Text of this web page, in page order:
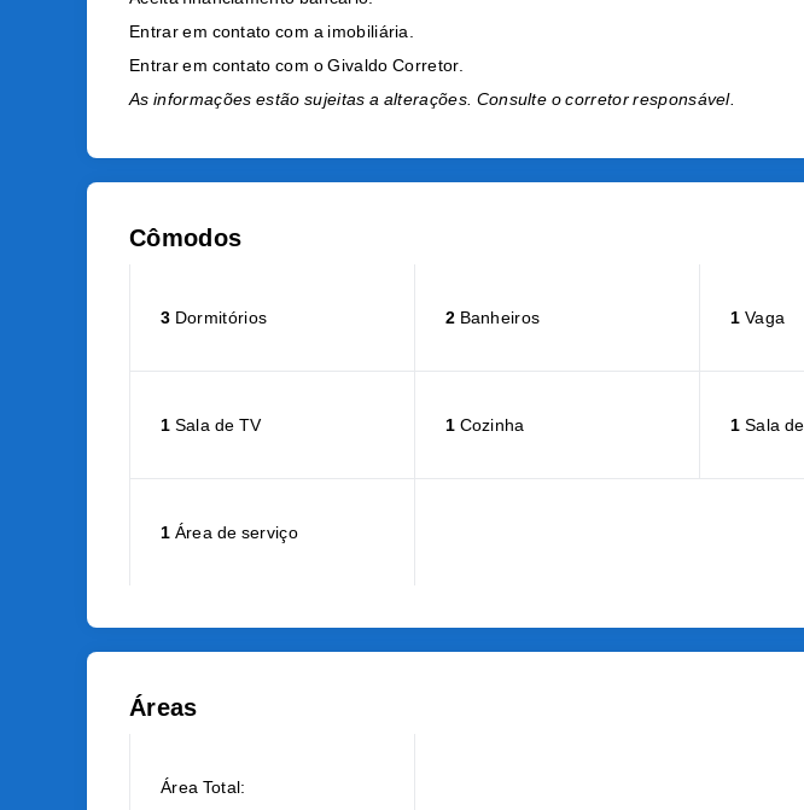
Entrar em contato com a imobiliária.
Entrar em contato com o Givaldo Corretor.
As informações estão sujeitas a alterações. Consulte o corretor responsável.
Cômodos
3 Dormitórios 2Banheiros 1 Vaga
1 Sala de TV 1Cozinha 1 Sala
1 Área de serviço
Áreas
Área Total: